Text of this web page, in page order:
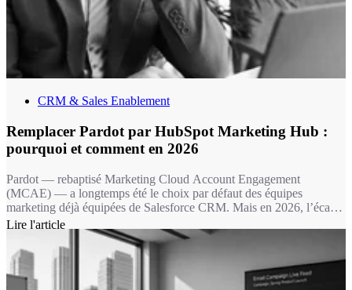
CRM & Sales Enablement
Remplacer Pardot par HubSpot Marketing Hub :
pourquoi et comment en 2026
Pardot — rebaptisé Marketing Cloud Account Engagement
(MCAE) — a longtemps été le choix par défaut des équipes
marketing déjà équipées de Salesforce CRM. Mais en 2026, l’écart
fonctionnel avec HubSpot Marketing Hub est devenu un fossé : 11
fonctionnalités marketing clés absentes chez Pardot, une IA de
contenu sans équivalent, et une expérience utilisateur qui fait la
différence dans l’adoption au quotidien.
Lire l'article